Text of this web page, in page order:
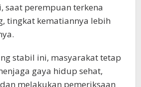
saat perempuan terkena
tingkat kematiannya lebih
stabil ini, masyarakat tetap
gaya hidup sehat,
melakukan pemeriksaan